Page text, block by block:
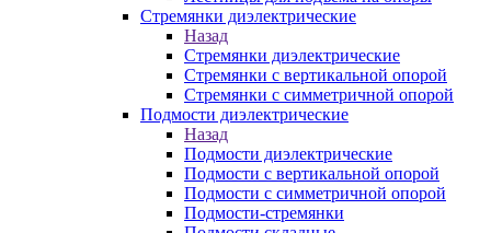
Стремянки диэлектрические
Назад
Стремянки диэлектрические
Стремянки с вертикальной опорой
Стремянки с симметричной опорой
Подмости диэлектрические
Назад
Подмости диэлектрические
Подмости с вертикальной опорой
Подмости с симметричной опорой
Подмости-стремянки